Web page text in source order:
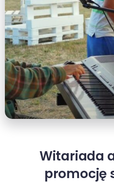
Witariada
promocję